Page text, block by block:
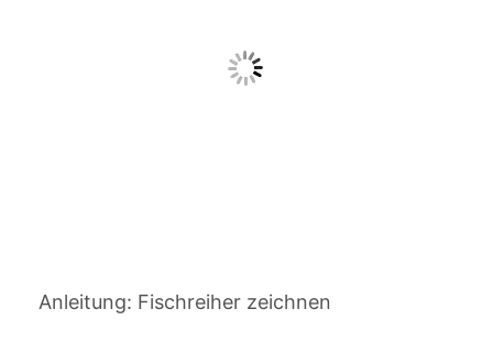
Anleitung: Fischreiher zeichnen